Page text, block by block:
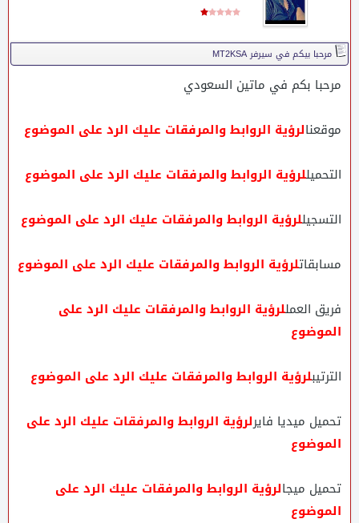
مرحبا بيكم في سيرفر MT2KSA
مرحبا بكم في ماتين السعودي
موقعنالرؤية الروابط والمرفقات عليك الرد على الموضوع
التحميللرؤية الروابط والمرفقات عليك الرد على الموضوع
التسجيللرؤية الروابط والمرفقات عليك الرد على الموضوع
مسابقاتلرؤية الروابط والمرفقات عليك الرد على الموضوع
فريق العمللرؤية الروابط والمرفقات عليك الرد على
الموضوع
الترتيبلرؤية الروابط والمرفقات عليك الرد على الموضوع
تحميل ميديا فايرلرؤية الروابط والمرفقات عليك الرد على
الموضوع
تحميل ميجالرؤية الروابط والمرفقات عليك الرد على
الموضوع